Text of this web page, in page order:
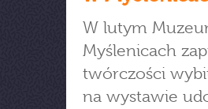
W lutym
Myślenicach
twórczości
na wystawie